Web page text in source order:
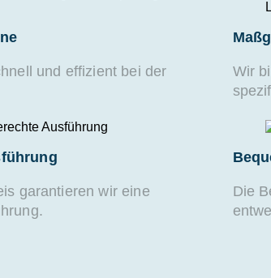
und effizient bei der
Wir
garantieren wir eine
Die